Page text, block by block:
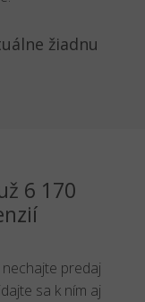
žiadnu
6 170
predaj
sa k ním aj